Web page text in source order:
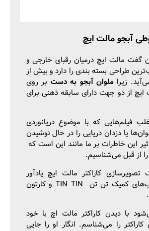
آبجو مالت ایچ
گفت مالت ایچ درمیان رقبای خارجی‌ و
طراحی بسته بندی را دارد و بیش از
زیرا ملوان آبجو به دست بر روی
ایچ از دو جهت دارای سابقه ذهنی برای
فیلم‌هایی که با موضوع دریانوردی
یا دزدان دریایی را در حال نوشیدن
این خاطرات بر ما مانند این است که
از قبل می‌شناسیم.
کاراکتر مالت ایچ یادآور
تصویرسازی‌ کتاب‌های کمیک تن تن TIN TIN و کارتون
با دیدن کاراکتر مالت اچ با خود
را می‌شناسم. انگار او را جایی